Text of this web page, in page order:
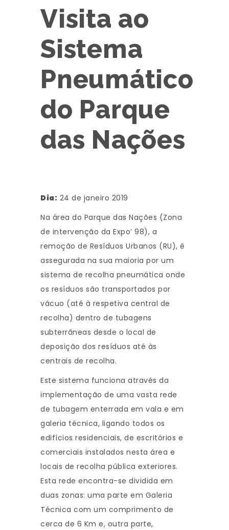
Visita ao
Sistema
Pneumático
do Parque
das Nações
Dia: 24 de janeiro 2019
Na área do Parque das Nações (Zona
de intervenção da Expo’ 98), a
remoção de Resíduos Urbanos (RU), é
assegurada na sua maioria por um
sistema de recolha pneumática onde
os resíduos são transportados por
vácuo (até à respetiva central de
recolha) dentro de tubagens
subterrâneas desde o local de
deposição dos resíduos até às
centrais de recolha.
Este sistema funciona através da
implementação de uma vasta rede
de tubagem enterrada em vala e em
galeria técnica, ligando todos os
edifícios residenciais, de escritórios e
comerciais instalados nesta área e
locais de recolha pública exteriores.
Esta rede encontra-se dividida em
duas zonas: uma parte em Galeria
Técnica com um comprimento de
cerca de 6 Km e, outra parte,